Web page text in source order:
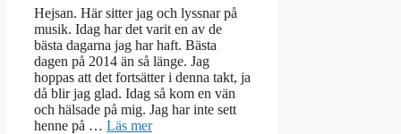
Hejsan. Här sitter jag och lyssnar på
musik. Idag har det varit en av de
bästa dagarna jag har haft. Bästa
dagen på 2014 än så länge. Jag
hoppas att det fortsätter i denna takt, ja
då blir jag glad. Idag så kom en vän
och hälsade på mig. Jag har inte sett
henne på … Läs mer